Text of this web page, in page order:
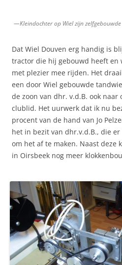
—Kleindochter op Wiel zijn
Dat Wiel Douven erg handig is
tractor die hij gebouwd heeft en
met plezier mee rijden. Het
een door Wiel gebouwde
de zoon van dhr. v.d.B. ook
clublid. Het uurwerk dat ik nu
procent van de hand van Jo
het in bezit van dhr.v.d.B., die
om het af te maken. Naast deze
in Oirsbeek nog meer